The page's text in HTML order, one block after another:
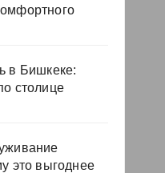
в Бишкеке:
столице
это выгоднее